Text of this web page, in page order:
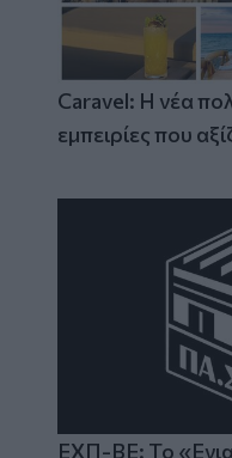
Caravel: Η νέα
εμπειρίες που
ΕΧΠ-ΒΕ: Το